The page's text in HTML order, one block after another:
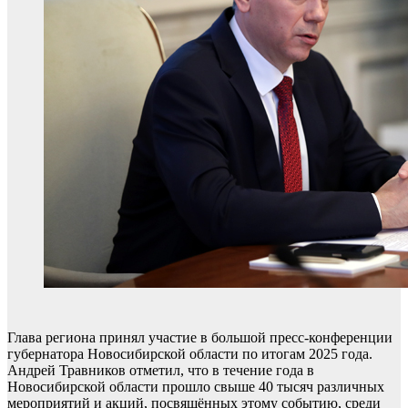
Глава региона принял участие в большой пресс-конференции
губернатора Новосибирской области по итогам 2025 года.
Андрей Травников отметил, что в течение года в
Новосибирской области прошло свыше 40 тысяч различных
мероприятий и акций, посвящённых этому событию, среди